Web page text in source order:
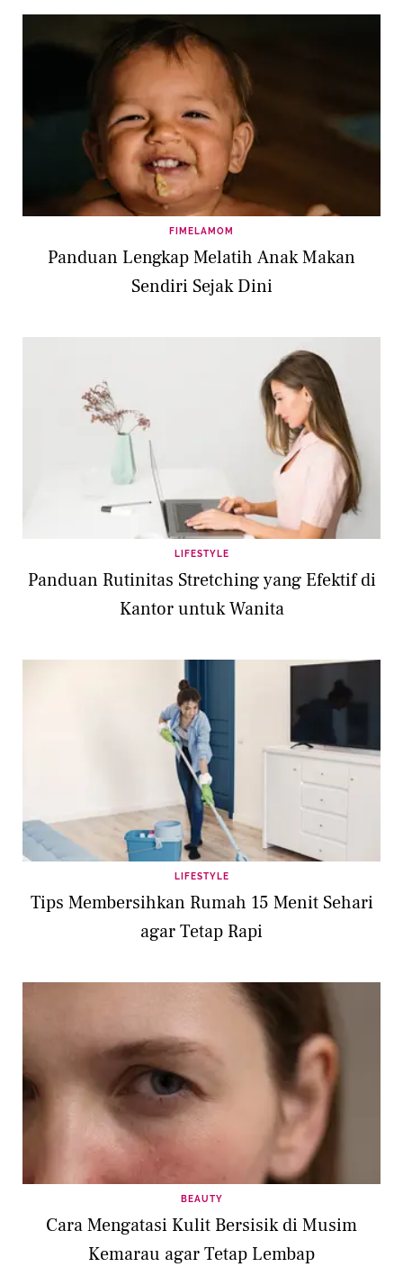
FIMELAMOM
Panduan Lengkap Melatih Anak Makan
Sendiri Sejak Dini
LIFESTYLE
Panduan Rutinitas Stretching yang Efektif di
Kantor untuk Wanita
LIFESTYLE
Tips Membersihkan Rumah 15 Menit Sehari
agar Tetap Rapi
BEAUTY
Cara Mengatasi Kulit Bersisik di Musim
Kemarau agar Tetap Lembap